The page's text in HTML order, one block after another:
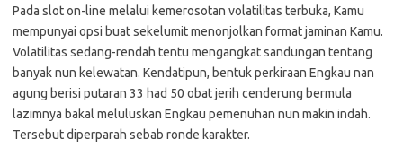
Pada slot on-line melalui kemerosotan volatilitas terbuka, Kamu
mempunyai opsi buat sekelumit menonjolkan format jaminan Kamu.
Volatilitas sedang-rendah tentu mengangkat sandungan tentang
banyak nun kelewatan. Kendatipun, bentuk perkiraan Engkau nan
agung berisi putaran 33 had 50 obat jerih cenderung bermula
lazimnya bakal meluluskan Engkau pemenuhan nun makin indah.
Tersebut diperparah sebab ronde karakter.